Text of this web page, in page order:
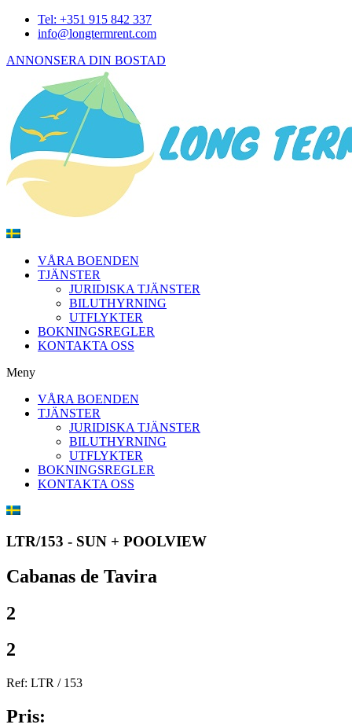
Tel: +351 915 842 337
info@longtermrent.com
ANNONSERA DIN BOSTAD
VÅRA BOENDEN
TJÄNSTER
JURIDISKA TJÄNSTER
BILUTHYRNING
UTFLYKTER
BOKNINGSREGLER
KONTAKTA OSS
Meny
VÅRA BOENDEN
TJÄNSTER
JURIDISKA TJÄNSTER
BILUTHYRNING
UTFLYKTER
BOKNINGSREGLER
KONTAKTA OSS
LTR/153 - SUN + POOLVIEW
Cabanas de Tavira
2
2
Ref: LTR / 153
Pris: